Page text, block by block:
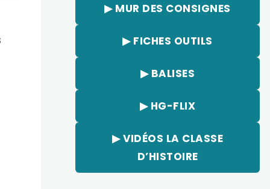
▶︎ MUR DES CONSIGNES
▶︎ FICHES OUTILS
▶︎ BALISES
▶︎ HG-FLIX
▶︎ VIDÉOS LA CLASSE
D’HISTOIRE